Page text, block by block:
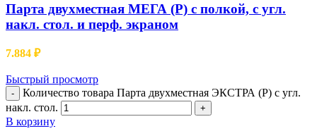
Парта двухместная МЕГА (Р) с полкой, с угл.
накл. стол. и перф. экраном
7.884 ₽
Быстрый просмотр
-
Количество товара Парта двухместная ЭКСТРА (Р) с угл.
накл. стол.
+
В корзину